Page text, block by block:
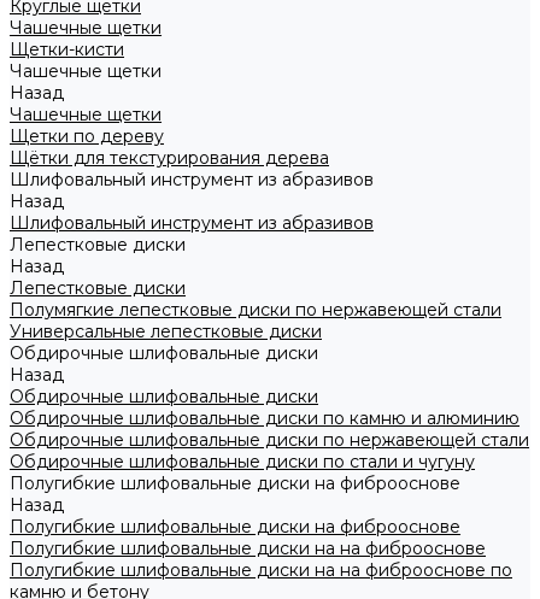
Круглые щетки
Чашечные щетки
Щетки-кисти
Чашечные щетки
Назад
Чашечные щетки
Щетки по дереву
Щётки для текстурирования дерева
Шлифовальный инструмент из абразивов
Назад
Шлифовальный инструмент из абразивов
Лепестковые диски
Назад
Лепестковые диски
Полумягкие лепестковые диски по нержавеющей стали
Универсальные лепестковые диски
Обдирочные шлифовальные диски
Назад
Обдирочные шлифовальные диски
Обдирочные шлифовальные диски по камню и алюминию
Обдирочные шлифовальные диски по нержавеющей стали
Обдирочные шлифовальные диски по стали и чугуну
Полугибкие шлифовальные диски на фиброоснове
Назад
Полугибкие шлифовальные диски на фиброоснове
Полугибкие шлифовальные диски на на фиброоснове
Полугибкие шлифовальные диски на на фиброоснове по
камню и бетону